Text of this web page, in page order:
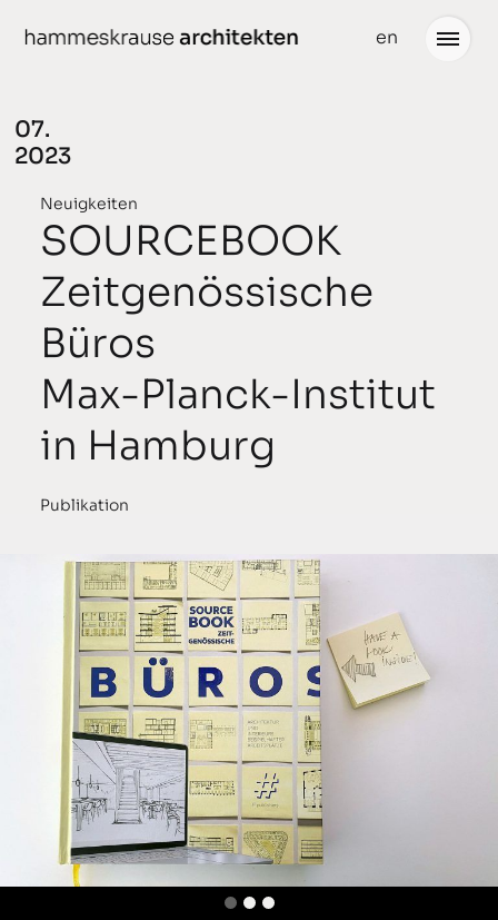
zum
en
gedacht
geplant
gebaut
ausgezeichnet
Büro
Team
Stellenangebote
07.
2023
Neuigkeiten
SOURCEBOOK
Zeitgenössische
Büros
Max-Planck-Institut
in Hamburg
Publikation